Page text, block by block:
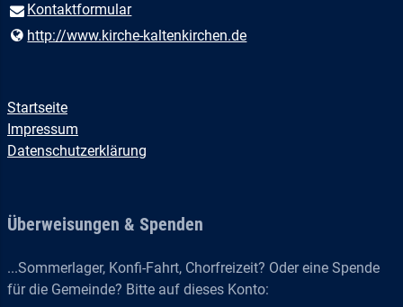
Kontaktformular
http://www.​kirche-kaltenkirchen.​de
Startseite
Impressum
Datenschutzerklärung
Überweisungen & Spenden
...Sommerlager, Konfi-Fahrt, Chorfreizeit? Oder eine Spende
für die Gemeinde? Bitte auf dieses Konto: